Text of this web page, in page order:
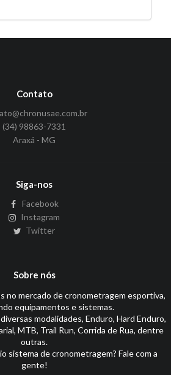
Contato
(34) 98863-7331
Araxá - MG
Siga-nos
Facebook
Instagram
Twitter
Sobre nós
no mercado de cronometragem esportiva,
equipamentos e sistemas.
modalidades, Enduro, Hard Enduro,
MTB, Trail Run, Corrida de Rua, dentre
outras.
sistema de cronometragem? Fale com a
gente!